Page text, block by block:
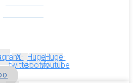
X-
twitter
Huge-
spotify
Huge-
youtube